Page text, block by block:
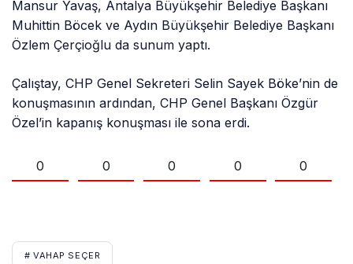
Mansur Yavaş, Antalya Büyükşehir Belediye Başkanı
Muhittin Böcek ve Aydın Büyükşehir Belediye Başkanı
Özlem Çerçioğlu da sunum yaptı.
Çalıştay, CHP Genel Sekreteri Selin Sayek Böke’nin de
konuşmasının ardından, CHP Genel Başkanı Özgür
Özel’in kapanış konuşması ile sona erdi.
0 0 0 0 0
# VAHAP SEÇER